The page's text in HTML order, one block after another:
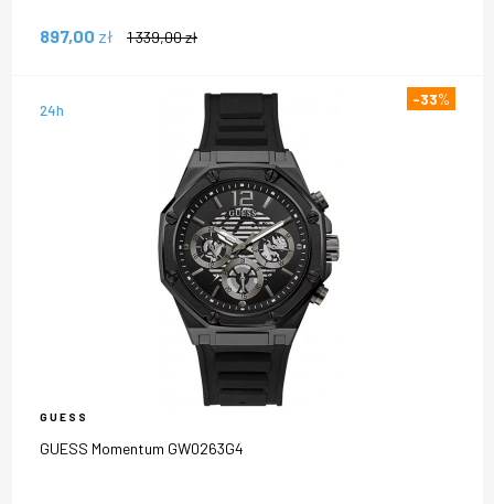
897,00 zł 1 339,00zł
24h
-33%
GUESS
GUESS Momentum GW0263G4